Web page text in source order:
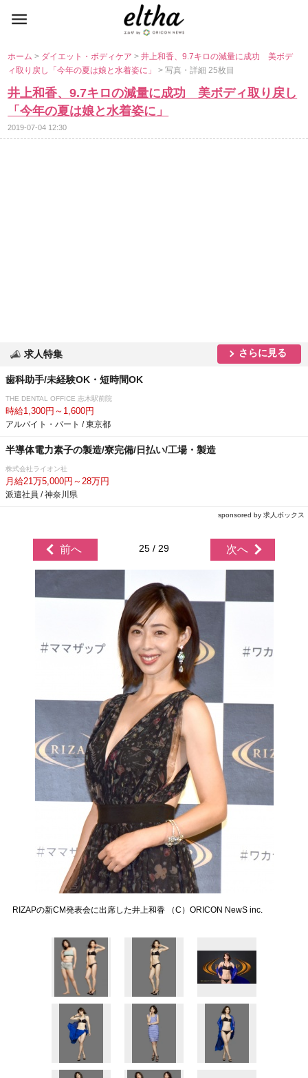
ホーム> ダイエット・ボディケア>井上和香、9.7キロの減量に成功 美ボデ
ィ取り戻し「今年の夏は娘と水着姿に」> 写真・詳細 25枚目
井上和香、9.7キロの減量に成功 美ボディ取り戻し
「今年の夏は娘と水着姿に」
2019-07-04 12:30
求人特集 さらに見る
歯科助手/未経験OK・短時間OK
THE DENTAL OFFICE 志木駅前院
時給1,300円～1,600円
アルバイト・パート / 東京都
半導体電力素子の製造/寮完備/日払い/工場・製造
株式会社ライオン社
月給21万5,000円～28万円
派遣社員 / 神奈川県
sponsored by 求人ボックス
前へ 25 / 29 次へ
RIZAPの新CM発表会に出席した井上和香 （C）ORICON NewS inc.